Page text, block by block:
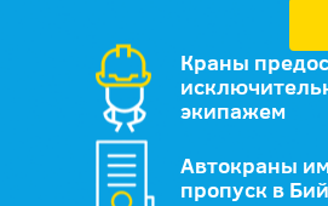
Краны
экипажем
Автокраны
пропуск в